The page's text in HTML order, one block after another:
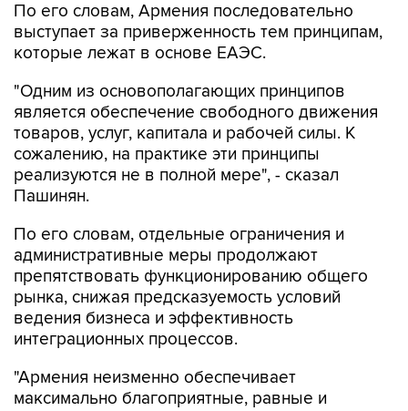
По его словам, Армения последовательно
выступает за приверженность тем принципам,
которые лежат в основе ЕАЭС.
"Одним из основополагающих принципов
является обеспечение свободного движения
товаров, услуг, капитала и рабочей силы. К
сожалению, на практике эти принципы
реализуются не в полной мере", - сказал
Пашинян.
По его словам, отдельные ограничения и
административные меры продолжают
препятствовать функционированию общего
рынка, снижая предсказуемость условий
ведения бизнеса и эффективность
интеграционных процессов.
"Армения неизменно обеспечивает
максимально благоприятные, равные и